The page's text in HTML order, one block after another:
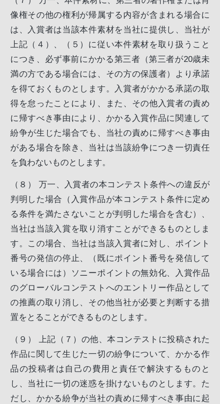
像権その他の権利が帰属する内容が含まれる場合に
は、入賞者は当該本件素材を当社に提供し、当社が
上記（４）、（５）に従い本件素材を取り扱うこと
につき、必ず事前にかかる第三者（第三者が20歳未
満の方である場合には、その方の保護者）より承諾
を得ておくものとします。入賞者がかかる承諾の取
得を怠ったことにより、また、その他入賞者の責め
に帰すべき事由により、かかる入賞作品に関連して
紛争が生じた場合でも、当社の責めに帰すべき事由
がある場合を除き、当社は当該紛争につき一切責任
を負わないものとします。
（８）
万一、入賞者の本コンテスト条件への違反が
判明した場合（入賞作品が本コンテスト条件に定め
る条件を満たさないことが判明した場合を含む）、
当社は当該入賞を取り消すことができるものとしま
す。この場合、当社は当該入賞者に対し、ポイント
番号の発信の停止、（既にポイント番号を発信して
いる場合には）ソニーポイントの無効化、入賞作品
のグローバルコンテストへのエントリー作品として
の推薦の取り消し、その他当社が必要と判断する措
置をとることができるものとします。
（９）
上記（７）の他、本コンテストに投稿された
作品に関して生じた一切の紛争について、かかる作
品の投稿者は自己の費用と責任で解決するものと
し、当社に一切の迷惑を掛けないものとします。た
だし、かかる紛争が当社の責めに帰すべき事由に起